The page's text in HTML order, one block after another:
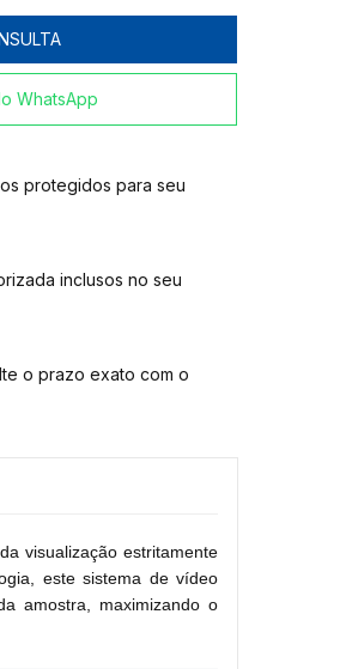
WhatsApp
protegidos para seu
inclusos no seu
o prazo exato com o
visualização estritamente
este sistema de vídeo
amostra, maximizando o